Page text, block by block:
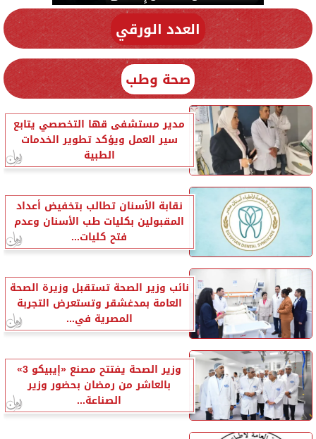
العدد الورقي
صحة وطب
مدير مستشفى قها التخصصي يتابع
سير العمل ويؤكد تطوير الخدمات
الطبية
نقابة الأسنان تطالب بتخفيض أعداد
المقبولين بكليات طب الأسنان وعدم
فتح كليات...
نائب وزير الصحة تستقبل وزيرة الصحة
العامة بمدغشقر وتستعرض التجربة
المصرية في...
وزير الصحة يفتتح مصنع «إيبيكو 3»
بالعاشر من رمضان بحضور وزير
الصناعة...